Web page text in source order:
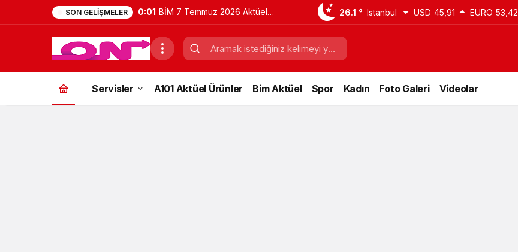
SON GELIŞMELER 0:01 BİM 7 Temmuz 2026 Aktüel
Ürünler Kataloğu | Bu Hafta
İndirimde Olan Ürünler
26.1 ° Istanbul USD 45,91 EURO 53,42
Servisler A101 Aktüel Ürünler Bim Aktüel Spor Kadın Foto Galeri Videolar